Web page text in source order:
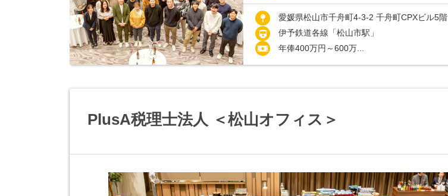
愛媛県松山市千舟町4-3-2 千舟町CPXビル5階
伊予鉄道各線「松山市駅」
年俸400万円～600万...
PlusA税理士法人 ＜松山オフィス＞